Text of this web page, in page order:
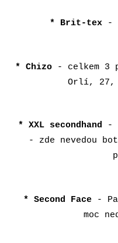
* Brit-tex-
* Chizo - celkem 3
Orlí, 27,
* XXL secondhand -
- zde nevedou
* Second Face-
moc